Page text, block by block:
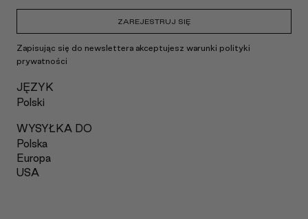
ZAREJESTRUJ SIĘ
Zapisując się do newslettera akceptujesz warunki polityki
prywatności
JĘZYK
Polski
WYSYŁKA DO
Polska
Europa
USA